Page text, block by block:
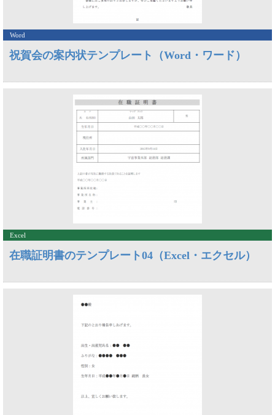
Word
祝賀会の案内状テンプレート（Word・ワード）
Excel
在職証明書のテンプレート04（Excel・エクセル）